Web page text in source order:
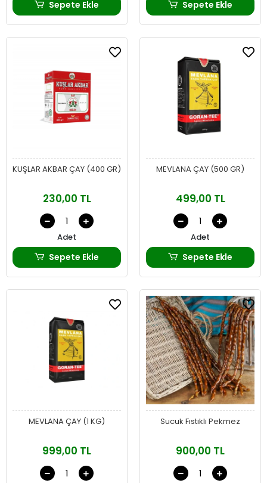
Sepete Ekle Sepete Ekle
KUŞLAR AKBAR ÇAY (400 GR)
230,00 TL
Adet
Sepete Ekle
MEVLANA ÇAY (500 GR)
499,00 TL
Adet
Sepete Ekle
MEVLANA ÇAY (1 KG)
999,00 TL
Sucuk Fıstıklı Pekmez
900,00 TL